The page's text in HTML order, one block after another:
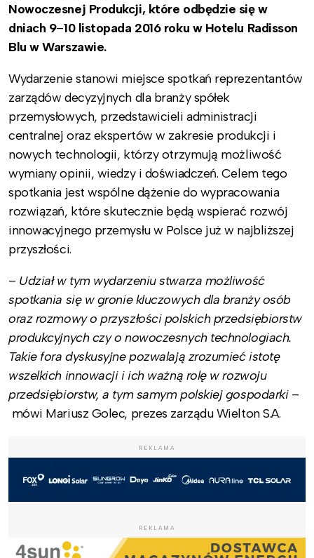
Nowoczesnej Produkcji, które odbędzie się w
dniach 9–10 listopada 2016 roku w Hotelu Radisson
Blu w Warszawie.
Wydarzenie stanowi miejsce spotkań reprezentantów
zarządów decyzyjnych dla branży spółek
przemysłowych, przedstawicieli administracji
centralnej oraz ekspertów w zakresie produkcji i
nowych technologii, którzy otrzymują możliwość
wymiany opinii, wiedzy i doświadczeń. Celem tego
spotkania jest wspólne dążenie do wypracowania
rozwiązań, które skutecznie będą wspierać rozwój
innowacyjnego przemysłu w Polsce już w najbliższej
przyszłości.
– Udział w tym wydarzeniu stwarza możliwość
spotkania się w gronie kluczowych dla branży osób
oraz rozmowy o przyszłości polskich przedsiębiorstw
produkcyjnych czy o nowoczesnych technologiach.
Takie fora dyskusyjne pozwalają zrozumieć istotę
wszelkich innowacji i ich ważną rolę w rozwoju
przedsiębiorstw, a tym samym polskiej gospodarki –
mówi Mariusz Golec, prezes zarządu Wielton S.A.
REKLAMA
REKLAMA